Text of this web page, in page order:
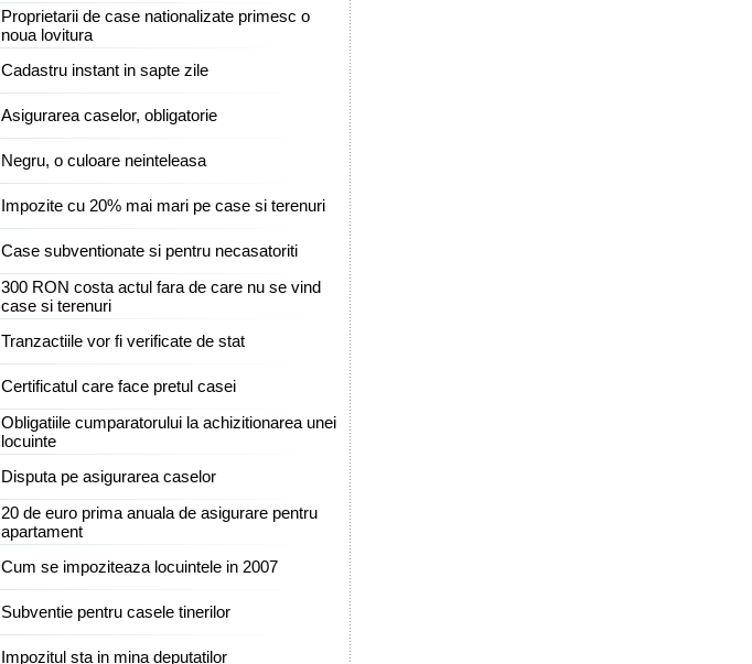
Proprietarii de case nationalizate primesc o
noua lovitura
Cadastru instant in sapte zile
Asigurarea caselor, obligatorie
Negru, o culoare neinteleasa
Impozite cu 20% mai mari pe case si terenuri
Case subventionate si pentru necasatoriti
300 RON costa actul fara de care nu se vind
case si terenuri
Tranzactiile vor fi verificate de stat
Certificatul care face pretul casei
Obligatiile cumparatorului la achizitionarea unei
locuinte
Disputa pe asigurarea caselor
20 de euro prima anuala de asigurare pentru
apartament
Cum se impoziteaza locuintele in 2007
Subventie pentru casele tinerilor
Impozitul sta in mina deputatilor